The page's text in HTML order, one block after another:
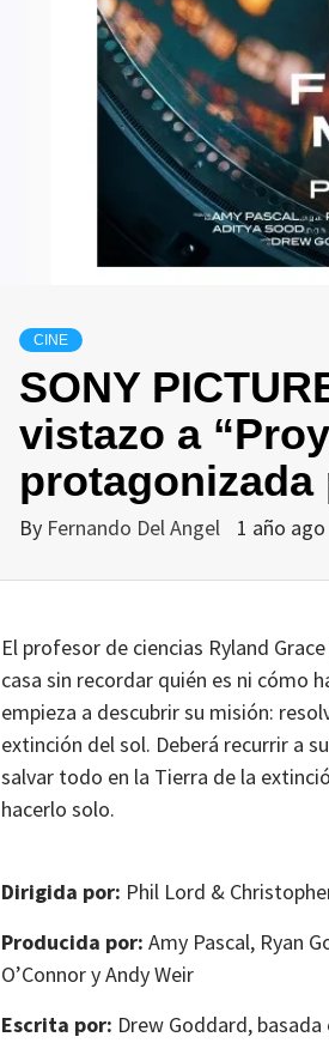
CINE
SONY
vistazo a
By Fernando Del Angel 1 año ago
El profesor de ciencias Ryland
casa sin recordar quién es ni cómo
empieza a descubrir su misión:
extinción del sol. Deberá recurrir a
salvar todo en la Tierra de la
hacerlo solo.
Dirigida por: Phil Lord &
Producida por: Amy Pascal, Ryan
O’Connor y Andy Weir
Escrita por: Drew Goddard,